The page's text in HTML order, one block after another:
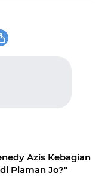
Azis Kebagian
Piaman Jo?"